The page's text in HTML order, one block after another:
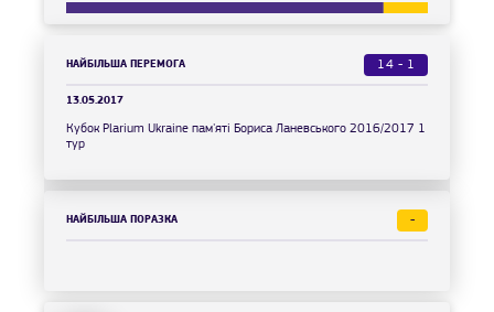
НАЙБІЛЬША ПЕРЕМОГА 14 - 1
13.05.2017
Кубок Plarium Ukraine пам'яті Бориса Ланевського 2016/2017 1
тур
НАЙБІЛЬША ПОРАЗКА -